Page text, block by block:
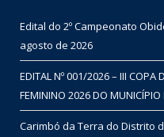
Edital do 2º Campeonato
agosto de 2026
EDITAL Nº 001/2026 – III COPA
FEMININO 2026 DO MUNICÍPIO
Carimbó da Terra do Distrito